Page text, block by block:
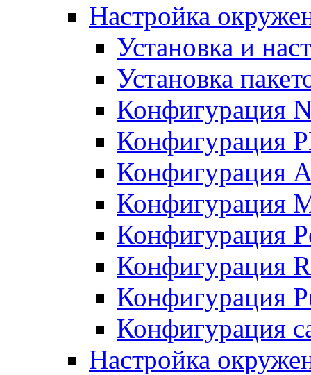
Настройка
Установка и
Установка
Конфигурация
Конфигурация
Конфигурация
Конфигурация
Конфигурация
Конфигурация
Конфигурация
Конфигурация
Настройка